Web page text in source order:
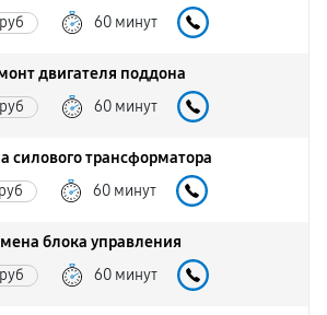
60 минут
двигателя поддона
60 минут
силового трансформатора
60 минут
блока управления
60 минут